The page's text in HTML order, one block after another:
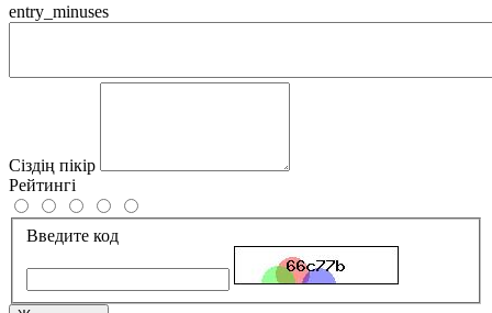
entry_minuses
Сіздің пікір
Рейтингі
Введите код